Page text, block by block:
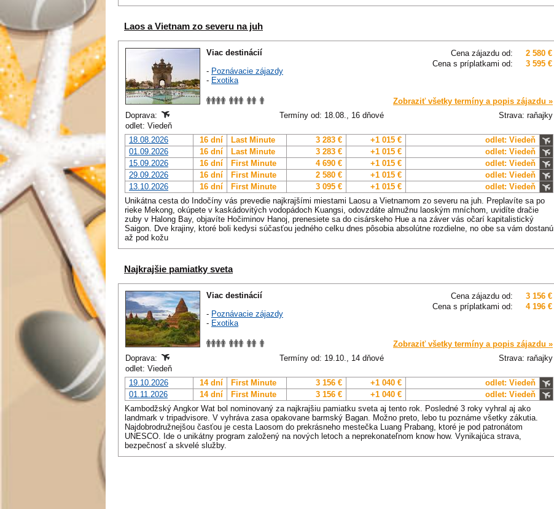
Laos a Vietnam zo severu na juh
Cena zájazdu od:
2 580 €
Cena s príplatkami od:
3 595 €
Viac destinácií
- Poznávacie zájazdy
- Exotika
Zobraziť všetky termíny a popis zájazdu »
Doprava:
Termíny od: 18.08., 16 dňové
Strava: raňajky
odlet: Viedeň
18.08.2026
16 dní Last Minute 3 283 € +1 015 €
odlet: Viedeň
01.09.2026
16 dní Last Minute 3 283 € +1 015 €
odlet: Viedeň
15.09.2026
16 dní First Minute 4 690 € +1 015 €
odlet: Viedeň
29.09.2026
16 dní First Minute 2 580 € +1 015 €
odlet: Viedeň
13.10.2026
16 dní First Minute 3 095 € +1 015 €
odlet: Viedeň
Unikátna cesta do Indočíny vás prevedie najkrajšími miestami Laosu a Vietnamom zo severu na juh. Preplavíte sa po
rieke Mekong, okúpete v kaskádovitých vodopádoch Kuangsi, odovzdáte almužnu laoským mníchom, uvidíte dračie
zuby v Halong Bay, objavíte Hočiminov Hanoj, prenesiete sa do cisárskeho Hue a na záver vás očarí kapitalistický
Saigon. Dve krajiny, ktoré boli kedysi súčasťou jedného celku dnes pôsobia absolútne rozdielne, no obe sa vám dostanú
až pod kožu
Najkrajšie pamiatky sveta
Cena zájazdu od:
3 156 €
Cena s príplatkami od:
4 196 €
Viac destinácií
- Poznávacie zájazdy
- Exotika
Zobraziť všetky termíny a popis zájazdu »
Doprava:
Termíny od: 19.10., 14 dňové
Strava: raňajky
odlet: Viedeň
19.10.2026
14 dní First Minute 3 156 € +1 040 €
odlet: Viedeň
01.11.2026
14 dní First Minute 3 156 € +1 040 €
odlet: Viedeň
Kambodžský Angkor Wat bol nominovaný za najkrajšiu pamiatku sveta aj tento rok. Posledné 3 roky vyhral aj ako
landmark v tripadvisore. V vyhráva zasa opakovane barmský Bagan. Možno preto, lebo tu poznáme všetky zákutia.
Najdobrodružnejšou časťou je cesta Laosom do prekrásneho mestečka Luang Prabang, ktoré je pod patronátom
UNESCO. Ide o unikátny program založený na nových letoch a neprekonateľnom know how. Vynikajúca strava,
bezpečnosť a skvelé služby.